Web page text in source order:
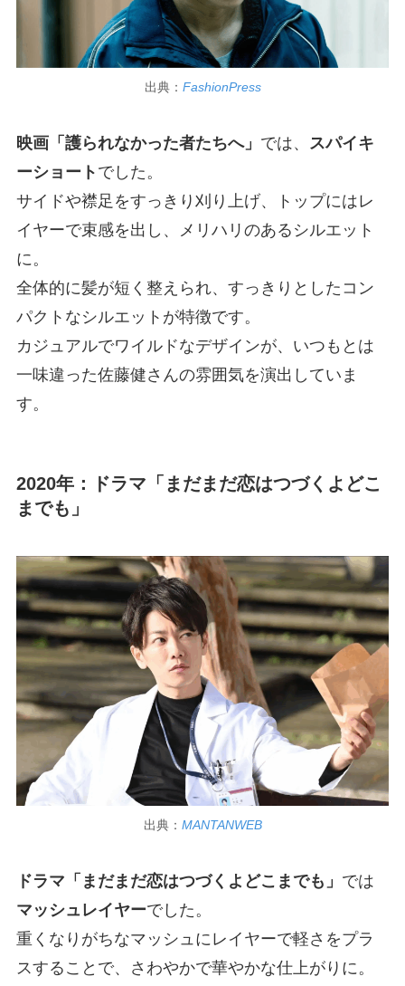
出典： FashionPress
映画「護られなかった者たちへ」 では、
スパイキ
ーショート でした。
サイドや襟足をすっきり刈り上げ、トップにはレ
イヤーで束感を出し、メリハリのあるシルエット
に。
全体的に髪が短く整えられ、すっきりとしたコン
パクトなシルエットが特徴です。
カジュアルでワイルドなデザインが、いつもとは
一味違った佐藤健さんの雰囲気を演出していま
す。
2020年：ドラマ「まだまだ恋はつづくよどこ
までも」
出典： MANTANWEB
ドラマ「まだまだ恋はつづくよどこまでも」 では
マッシュレイヤーでした。
重くなりがちなマッシュにレイヤーで軽さをプラ
スすることで、さわやかで華やかな仕上がりに。